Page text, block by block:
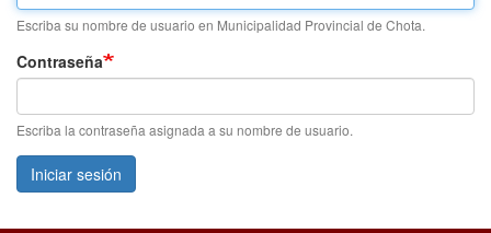
Escriba su nombre de usuario en Municipalidad Provincial de Chota.
Contraseña
Escriba la contraseña asignada a su nombre de usuario.
Iniciar sesión